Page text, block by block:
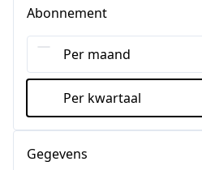
Abonnement
Per maand
Per kwartaal
Gegevens